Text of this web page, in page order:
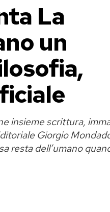
La
un
insieme scrittura,
Giorgio
resta dell’umano